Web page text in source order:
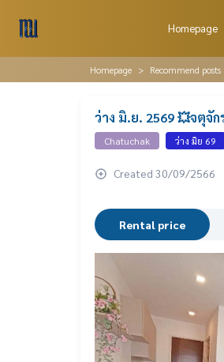
Homepage
Homepage Recommend posts
ว่าง มิ.ย. 2569 💥จตุจั
Chatuchak ว่าง มิย 69
Created 30/09/2566
Rental price